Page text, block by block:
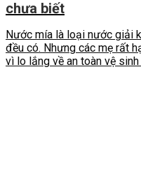
chưa biết
Nước mía là loại nước giải
đều có. Nhưng các mẹ rất
vì lo lắng về an toàn vệ sinh